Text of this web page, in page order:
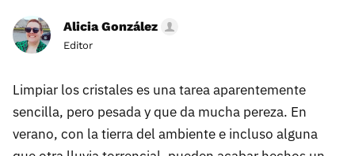
Alicia González
Editor
Limpiar los cristales es una tarea aparentemente
sencilla, pero pesada y que da mucha pereza. En
verano, con la tierra del ambiente e incluso alguna